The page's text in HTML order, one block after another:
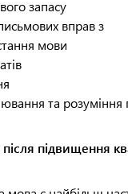
запасу
вправ з
мови
та
підвищення